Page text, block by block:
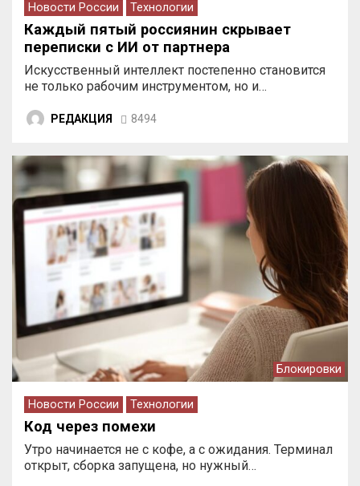
Новости России Технологии
Каждый пятый россиянин скрывает
переписки с ИИ от партнера
Искусственный интеллект постепенно становится
не только рабочим инструментом, но и…
РЕДАКЦИЯ 8494
Блокировки
Новости России Технологии
Код через помехи
Утро начинается не с кофе, а с ожидания. Терминал
открыт, сборка запущена, но нужный…